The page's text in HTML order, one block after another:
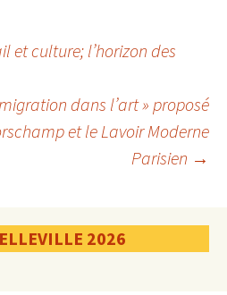
et culture; l’horizon des
dans l’art » proposé
et le Lavoir Moderne
Parisien →
2026